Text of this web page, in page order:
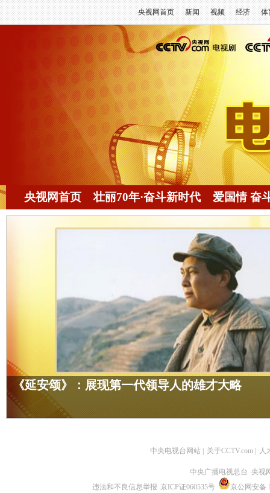
央视网首页 新闻 视频 经济 体
央视网首页 壮丽70年·奋斗新时代 爱国情 奋
《绝命后卫师》：展现长征过程中英雄部队红
《十送红军》：以创新姿态讴歌长征精神
《千里雷声万里闪》：共产党人在陕甘边地区浴
《延安颂》：展现第一代领导人的雄才大略
中央电视台网站 关于CCTV.com 人
中央广播电视总台 央视
违法和不良信息举报 京ICP证060535号
京公网安备